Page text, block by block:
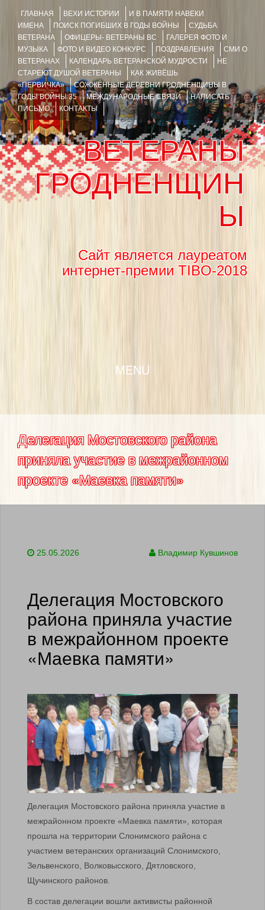
ГЛАВНАЯ ВЕХИ ИСТОРИИ
И В ПАМЯТИ НАВЕКИ
ИМЕНА
ПОИСК ПОГИБШИХ В ГОДЫ ВОЙНЫ
СУДЬБА
ВЕТЕРАНА
ОФИЦЕРЫ- ВЕТЕРАНЫ ВС
ГАЛЕРЕЯ ФОТО И
МУЗЫКА
ФОТО И ВИДЕО КОНКУРС ПОЗДРАВЛЕНИЯ
СМИ О
ВЕТЕРАНАХ
КАЛЕНДАРЬ ВЕТЕРАНСКОЙ МУДРОСТИ
НЕ
СТАРЕЮТ ДУШОЙ ВЕТЕРАНЫ
КАК ЖИВЁШЬ
«ПЕРВИЧКА»
СОЖЖЁННЫЕ ДЕРЕВНИ ГРОДНЕНЩИНЫ В
ГОДЫ ВОЙНЫ 35
МЕЖДУНАРОДНЫЕ СВЯЗИ
НАПИСАТЬ
ПИСЬМО
КОНТАКТЫ
ВЕТЕРАНЫ
ГРОДНЕНЩИН
Ы
Сайт является лауреатом
интернет-премии TIBO-2018
MENU
Делегация Мостовского района
приняла участие в межрайонном
проекте «Маевка памяти»
25.05.2026 Владимир Кувшинов
Делегация Мостовского
района приняла участие
в межрайонном проекте
«Маевка памяти»
Делегация Мостовского района приняла участие в
межрайонном проекте «Маевка памяти», которая
прошла на территории Слонимского района с
участием ветеранских организаций Слонимского,
Зельвенского, Волковысского, Дятловского,
Щучинского районов.
В состав делегации вошли активисты районной